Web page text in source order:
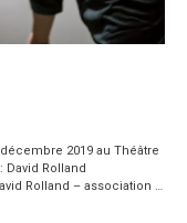
décembre 2019 au Théâtre
David Rolland
Rolland – association …